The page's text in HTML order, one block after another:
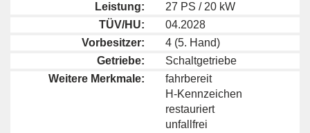
Leistung:
27 PS / 20 kW
TÜV/HU:
04.2028
Vorbesitzer:
4 (5. Hand)
Getriebe:
Schaltgetriebe
Weitere Merkmale:
fahrbereit
H-Kennzeichen
restauriert
unfallfrei